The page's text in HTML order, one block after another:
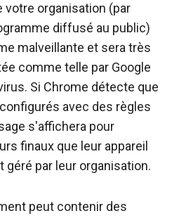
votre organisation (par
diffusé au public)
malveillante et sera très
comme telle par Google
Si Chrome détecte que
avec des règles
s'affichera pour
finaux que leur appareil
géré par leur organisation.
peut contenir des